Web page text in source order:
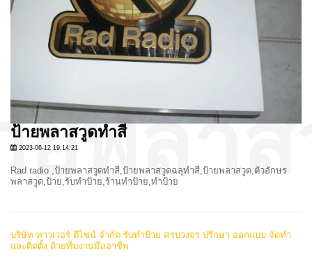
ป้ายพลาสวูดทำสี
2023-06-12 19:14:21
Rad radio ,ป้ายพลาสวูดทำสี,ป้ายพลาสวูดฉลุทำสี,ป้ายพลาสวูด,ตัวอักษร
พลาสวูด,ป้าย,รับทำป้าย,ร้านทำป้าย,ทำป้าย
บริษัท ทาวเวอร์ ดีไซน์ จำกัด รับทำป้าย ครบวงจร ปรึกษา ออกแบบ จัดทำ
และติดตั้ง ด้วยทีมงานมืออาชีพ